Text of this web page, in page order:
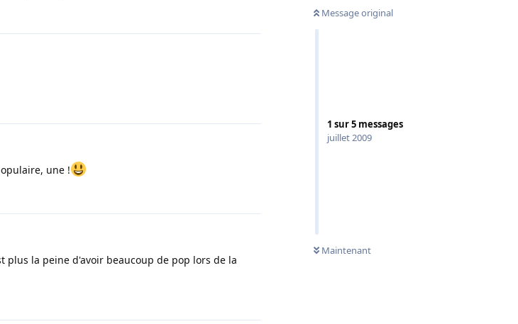
Message original
1 sur5 messages
juillet 2009
Maintenant
une !
plus la peine d'avoir beaucoup de pop lors de la